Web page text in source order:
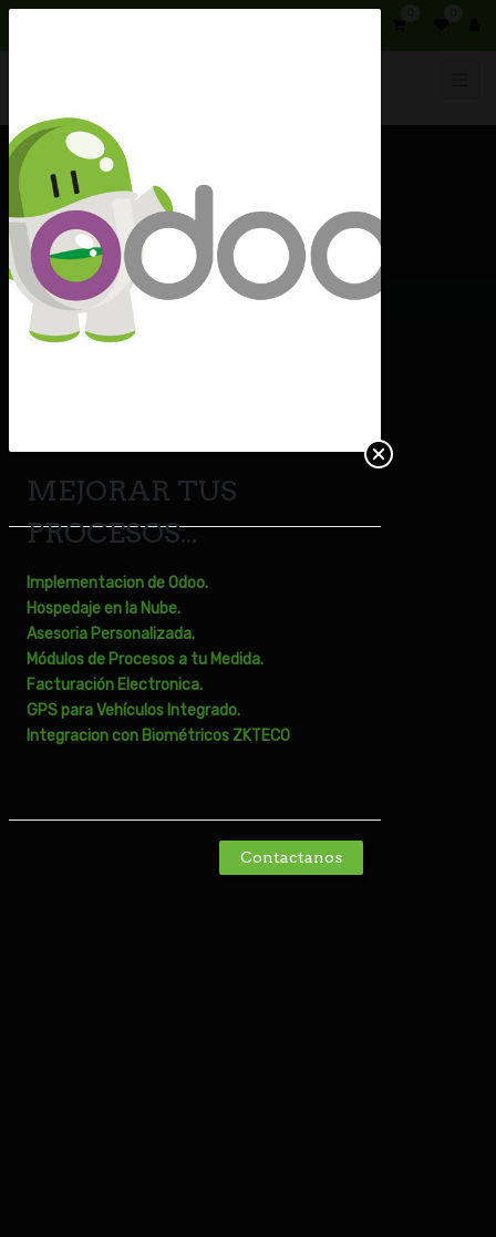
MEJORAR TUS
PROCESOS...
Implementacion de Odoo.
Hospedaje en la Nube.
Asesoria Personalizada.
Módulos de Procesos a tu Medida.
Facturación Electronica.
GPS paraVehículos Integrado.
Integracion con Biométricos ZKTECO
Contactanos